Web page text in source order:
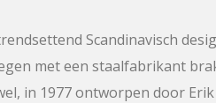
Scandinavisch
met een staalfabrikant
in 1977 ontworpen door